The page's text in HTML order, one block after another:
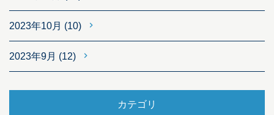
2023年10月 (10)
2023年9月 (12)
カテゴリ